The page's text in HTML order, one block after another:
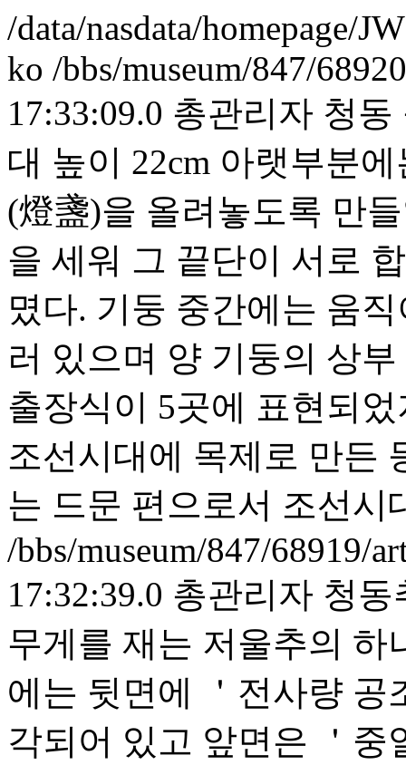
/data/nasdata/homepage/
ko /bbs/museum/847/
17:33:09.0 총관리자 청동
대 높이 22cm 아랫부분
(燈盞)을 올려놓도록 만
을 세워 그 끝단이 서로
몄다. 기둥 중간에는 움
러 있으며 양 기둥의 상
출장식이 5곳에 표현되
조선시대에 목제로 만든
는 드문 편으로서 조선시
/bbs/museum/847/68919/
17:32:39.0 총관리자 청동
무게를 재는 저울추의 하
에는 뒷면에 ＇전사량 공
각되어 있고 앞면은 ＇